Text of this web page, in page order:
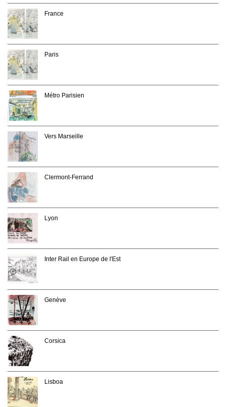
France
Paris
Métro Parisien
Vers Marseille
Clermont-Ferrand
Lyon
Inter Rail en Europe de l'Est
Genève
Corsica
Lisboa